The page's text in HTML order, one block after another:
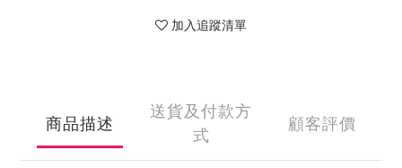
加入追蹤清單
商品描述
送貨及付款方
式
顧客評價